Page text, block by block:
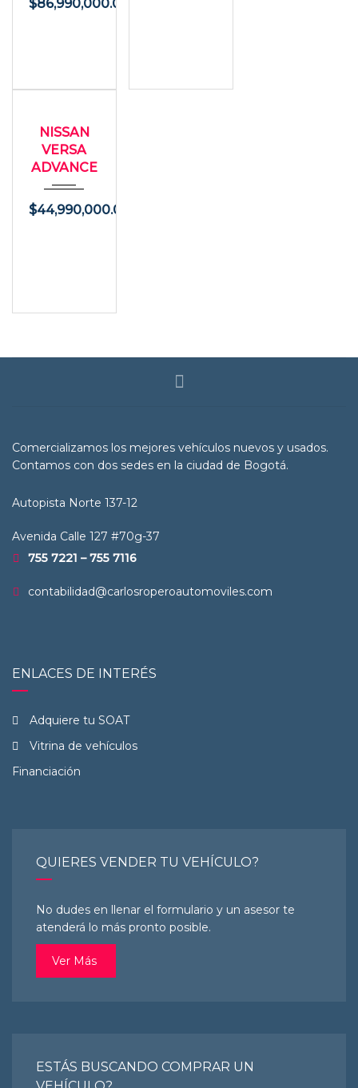
$86,990,000.00
63900
NISSAN
VERSA
ADVANCE
$44,990,000.00
Comercializamos los mejores vehículos nuevos y usados.
Contamos con dos sedes en la ciudad de Bogotá.
Autopista Norte 137-12
Avenida Calle 127 #70g-37
755 7221 – 755 7116
contabilidad@carlosroperoautomoviles.com
ENLACES DE INTERÉS
Adquiere tu SOAT
Vitrina de vehículos
Financiación
QUIERES VENDER TU VEHÍCULO?
No dudes en llenar el formulario y un asesor te
atenderá lo más pronto posible.
Ver Más
ESTÁS BUSCANDO COMPRAR UN